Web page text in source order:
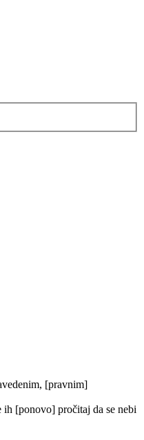
[pravnim]
ih [ponovo] pročitaj da se nebi